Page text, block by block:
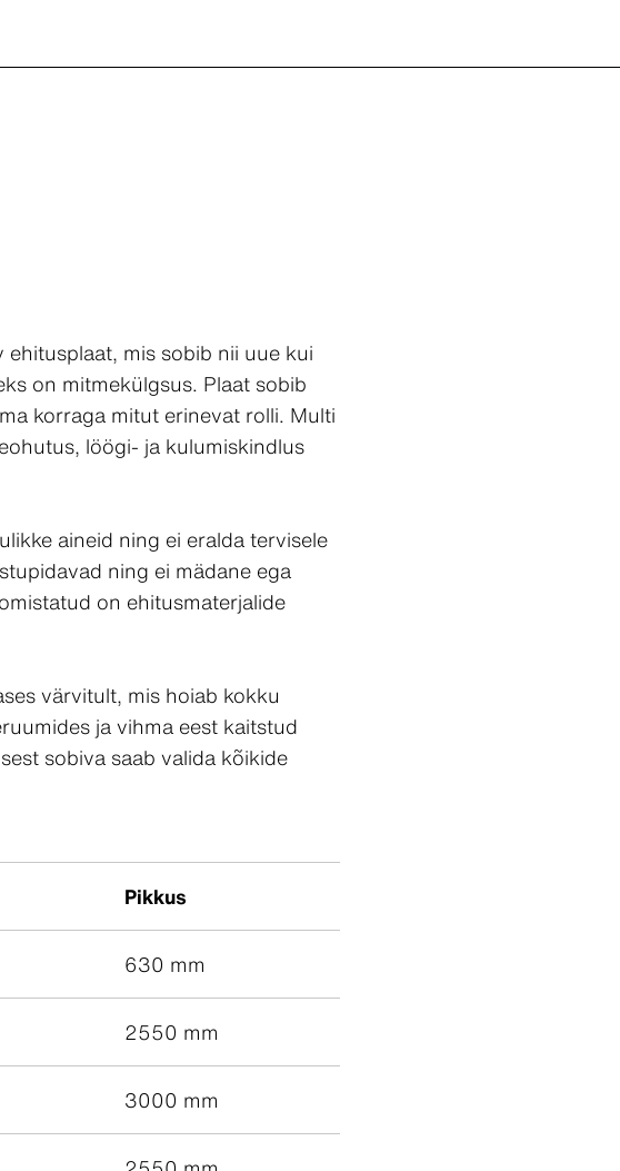
mis sobib nii uue kui
on mitmekülgsus. Plaat sobib
korraga mitut erinevat rolli. Multi
löögi- ja kulumiskindlus
aineid ning ei eralda tervisele
ning ei mädane ega
on ehitusmaterjalide
värvitult, mis hoiab kokku
ja vihma eest kaitstud
sobiva saab valida kõikide
Pikkus
630 mm
2550 mm
3000 mm